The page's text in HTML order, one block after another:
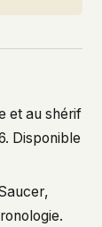
et au shérif
Disponible
,